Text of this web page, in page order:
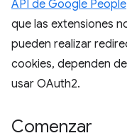
API de Google People
que las extensiones
pueden realizar
cookies, dependen
usar OAuth2.
Comenzar